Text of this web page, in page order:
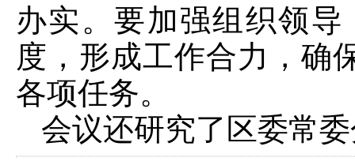
办实。要加强组织领
度，形成工作合力，确
各项任务。
会议还研究了区委常